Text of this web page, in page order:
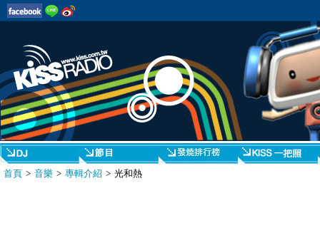
首頁 > 音樂 > 專輯介紹 > 光和熱